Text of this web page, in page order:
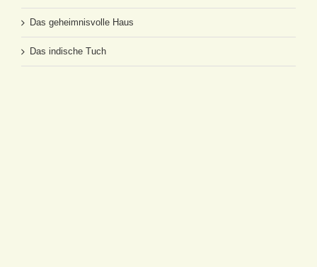
Das geheimnisvolle Haus
Das indische Tuch